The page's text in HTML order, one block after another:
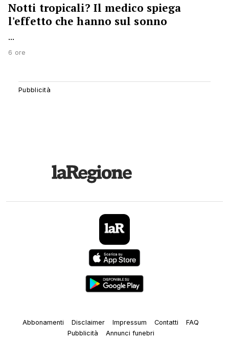
Notti tropicali? Il medico spiega
l'effetto che hanno sul sonno
...
6 ore
Abbonamenti Disclaimer Impressum Contatti
FAQ
Pubblicità
Annunci funebri